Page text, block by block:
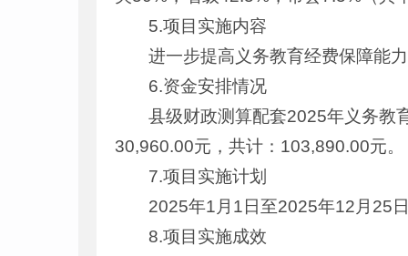
5.项目实施内容
进一步提高义务教育经费保障能
6.资金安排情况
县级财政测算配套2025年义务教
30,960.00元，共计：103,890.00元。
7.项目实施计划
2025年1月1日至2025年12月25
8.项目实施成效